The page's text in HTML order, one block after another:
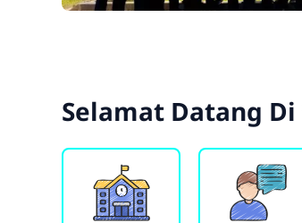
Selamat Datang Di